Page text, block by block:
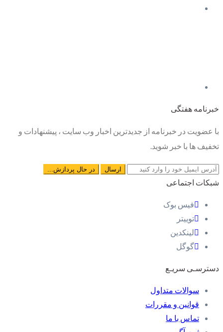
خبرنامه هفتگی
با عضویت در خبرنامه از جدیدترین اخبار وب سایت ، پیشنهادات و
تخفیف ها با خبر شوید.
شبکات اجتماعی
فیس بوک
توییتر
لینکدین
گوگل
دسترسـی سریـع
سوالات متداول
قوانین و مقررات
تماس با ما